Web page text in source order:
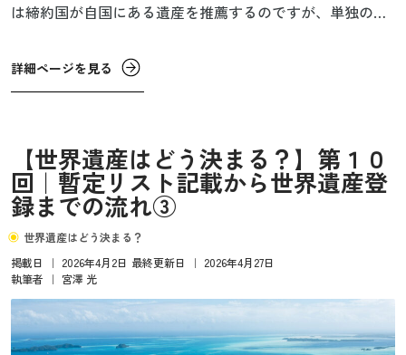
は締約国が自国にある遺産を推薦するのですが、単独の遺
合のほかに、国境を越えて広がる資産を複数の国で協力し
て登録する遺産などさまざまあります。
詳細ページを見る
【世界遺産はどう決まる？】第１０
回｜暫定リスト記載から世界遺産登
録までの流れ③
世界遺産はどう決まる？
掲載日
｜ 2026年4月2日 最終更新日 ｜ 2026年4月27日
執筆者
｜ 宮澤 光